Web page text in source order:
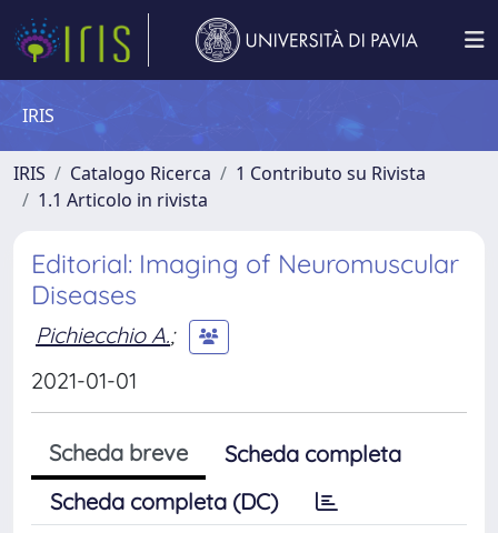
IRIS
IRIS Catalogo Ricerca
1 Contributo su Rivista
1.1 Articolo in rivista
Editorial: Imaging of Neuromuscular
Diseases
Pichiecchio A.;
2021-01-01
Scheda breve
Scheda completa
Scheda completa (DC)